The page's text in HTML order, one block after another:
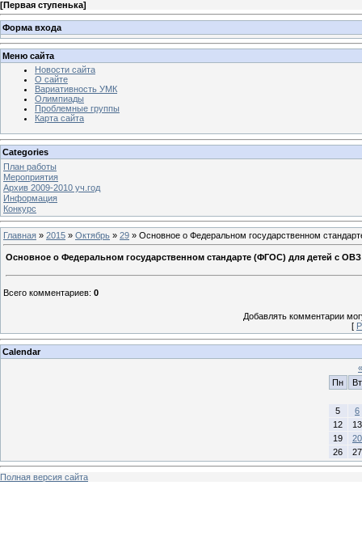
[Первая ступенька]
Форма входа
Меню сайта
Новости сайта
О сайте
Вариативность УМК
Олимпиады
Проблемные группы
Карта сайта
Categories
План работы
Мероприятия
Архив 2009-2010 уч.год
Информация
Конкурс
Главная » 2015 » Октябрь » 29 » Основное о Федеральном государственном
Основное о Федеральном государственном стандарте (ФГОС) для детей с ОВЗ
Всего комментариев: 0
Добавлять комментарии
[
Calendar
«
Пн
Вт
5
6
12
13
19
20
26
27
Полная версия сайта